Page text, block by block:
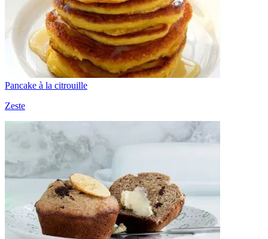
Pancake à la citrouille
Zeste